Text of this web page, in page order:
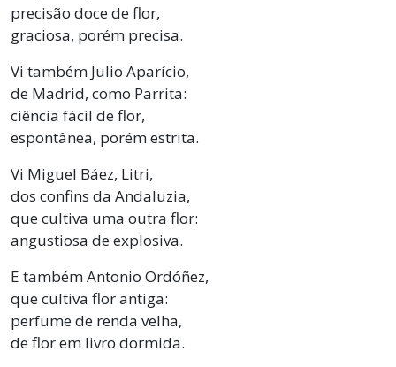
precisão doce de flor,
graciosa, porém precisa.
Vi também Julio Aparício,
de Madrid, como Parrita:
ciência fácil de flor,
espontânea, porém estrita.
Vi Miguel Báez, Litri,
dos confins da Andaluzia,
que cultiva uma outra flor:
angustiosa de explosiva.
E também Antonio Ordóñez,
que cultiva flor antiga:
perfume de renda velha,
de flor em livro dormida.